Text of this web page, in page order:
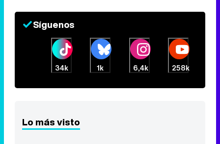
Síguenos
34k 1k 6,4k 258k
Lo más visto